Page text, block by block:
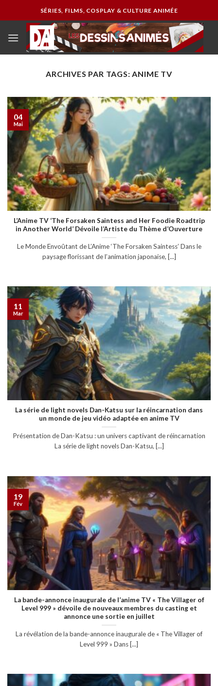
SÉRIES, FILMS, COSPLAY & CULTURE ANIMÉE
ARCHIVES PAR TAGS:ANIME TV
L’Anime TV ‘The Forsaken Saintess and Her Foodie Roadtrip
in Another World’ Dévoile l’Artiste du Thème d’Ouverture
Le Monde Envoûtant de L’Anime ‘The Forsaken Saintess’ Dans le
paysage florissant de l’animation japonaise, [...]
04
Mai
La série de light novels Dan-Katsu sur la réincarnation dans
un monde de jeu vidéo adaptée en anime TV
Présentation de Dan-Katsu : un univers captivant de réincarnation
La série de light novels Dan-Katsu, [...]
11
Mar
La bande-annonce inaugurale de l’anime TV « The Villager of
Level 999 » dévoile de nouveaux membres du casting et
annonce une sortie en juillet
La révélation de la bande-annonce inaugurale de « The Villager of
Level 999 » Dans [...]
19
Fév